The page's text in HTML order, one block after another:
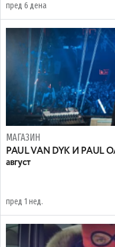
пред 6 дена
МАГАЗИН
PAUL VAN DYK И PAUL
август
пред 1 нед.